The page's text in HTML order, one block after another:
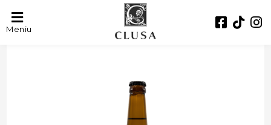
Meniu- 50%